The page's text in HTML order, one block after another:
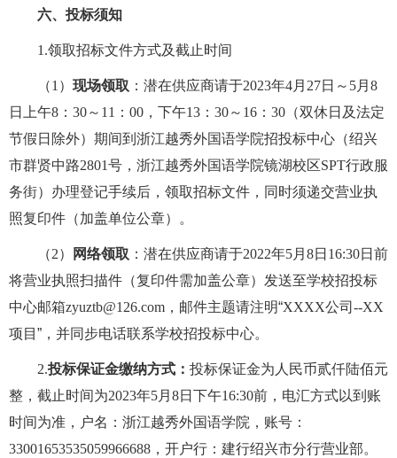
六、投标须知
1.领取招标文件方式及截止时间
（1 ） 现场领取 ：潜在供应商请于2023年4月 27日～ 5月 8
日上午8 ： 30～ 11 ： 00 ，下午13 ： 30～ 16 ： 30 （双休日及法定
节假日除外）期间到浙江越秀外国语学院招投标中心（绍兴
市群贤中路2801号，浙江越秀外国语学院镜湖校区SPT行政服
务街）办理登记手续后 ，领取招标文件，同时须递交营业执
照复印件（加盖单位公章）。
（2） 网络领取 ：潜在供应商请于2022年5月 8日 16:30日前
将营业执照扫描件（复印件需加盖公章） 发送至学校招投标
中心邮箱zyuztb@126.com ，邮件主题请注明“XXXX公司 --XX
项目 ” ，并同步电话联系学校招投标中心。
2.投标保证金缴纳方式： 投标保证金为人民币贰仟陆佰元
整，截止时间为2023年5月 8日下午16:30前，电汇方式以到账
时间为准，户名：浙江越秀外国语学院，账号：
33001653535059966688 ，开户行：建行绍兴市分行营业部。